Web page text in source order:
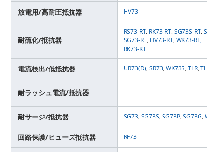
放電用/高耐圧抵抗器 HV73
耐硫化/抵抗器
RS73-RT, RK73-RT,SG73S-RT,
SG73-RT, HV73-RT,WK73-RT,
RK73-KT
電流検出/低抵抗器 UR73(D),SR73,WK73S,TLR,TLRH
耐ラッシュ電流/抵抗器
耐サージ/抵抗器 SG73,SG73S,SG73P,SG73G,
回路保護/ヒューズ抵抗器 RF73